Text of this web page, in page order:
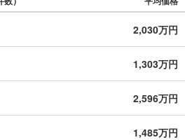
2,030万円
1,303万円
2,596万円
1,485万円